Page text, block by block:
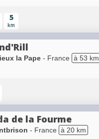
5
km
la Pape - France à 53 km
de la Fourme
- France à 20 km